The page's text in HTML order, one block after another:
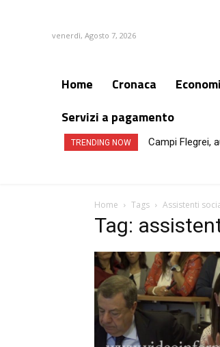
venerdì, Agosto 7, 2026
Home Cronaca
Servizi a pagamento
TRENDING NOW Campi Flegrei,
Home Tags Assistenti
Tag: